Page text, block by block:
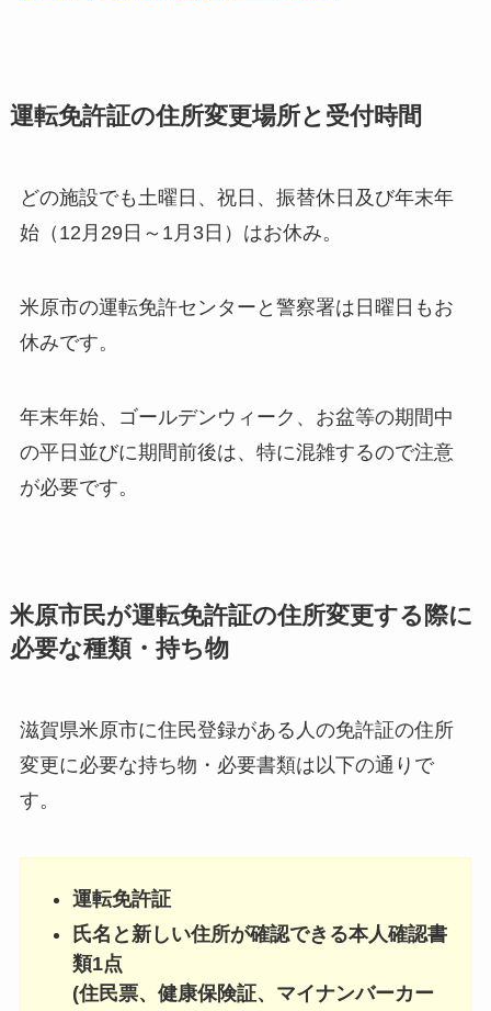
運転免許証の住所変更場所と受付時間
どの施設でも土曜日、祝日、振替休日及び年末年
始（12月29日～1月3日）はお休み。
米原市の運転免許センターと警察署は日曜日もお
休みです。
年末年始、ゴールデンウィーク、お盆等の期間中
の平日並びに期間前後は、特に混雑するので注意
が必要です。
米原市民が運転免許証の住所変更する際に
必要な種類・持ち物
滋賀県米原市に住民登録がある人の免許証の住所
変更に必要な持ち物・必要書類は以下の通りで
す。
運転免許証
氏名と新しい住所が確認できる本人確認書
類1点
(住民票、健康保険証、マイナンバーカー